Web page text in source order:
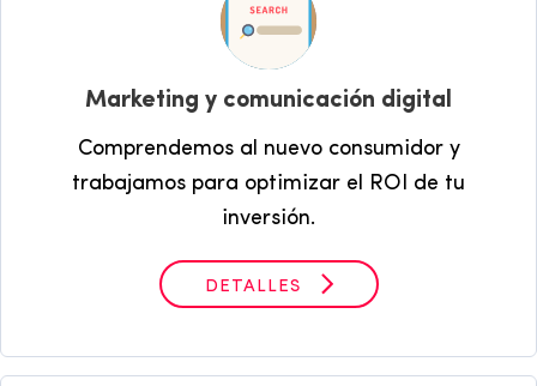
Marketing y comunicación digital
Comprendemos al nuevo consumidor y
trabajamos para optimizar el ROI de tu
inversión.
DETALLES